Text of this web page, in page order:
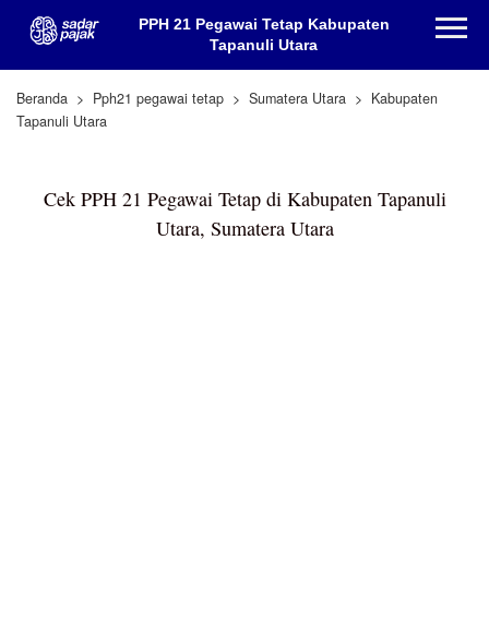
PPH 21 Pegawai Tetap Kabupaten
Tapanuli Utara
Beranda Pph21 pegawai tetap Sumatera Utara
Kabupaten
Tapanuli Utara
Cek PPH 21 Pegawai Tetap di Kabupaten Tapanuli
Utara, Sumatera Utara